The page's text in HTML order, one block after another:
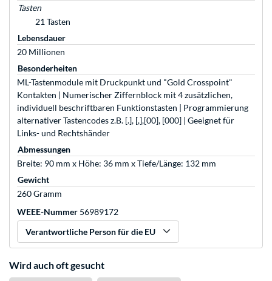
Tasten
21 Tasten
Lebensdauer
20 Millionen
Besonderheiten
ML-Tastenmodule mit Druckpunkt und "Gold Crosspoint"
Kontakten | Numerischer Ziffernblock mit 4 zusätzlichen,
individuell beschriftbaren Funktionstasten | Programmierung
alternativer Tastencodes z.B. [.], [,],[00], [000] | Geeignet für
Links- und Rechtshänder
Abmessungen
Breite: 90 mm x Höhe: 36 mm x Tiefe/Länge: 132 mm
Gewicht
260 Gramm
WEEE-Nummer 56989172
Verantwortliche Person für die EU
Wird auch oft gesucht